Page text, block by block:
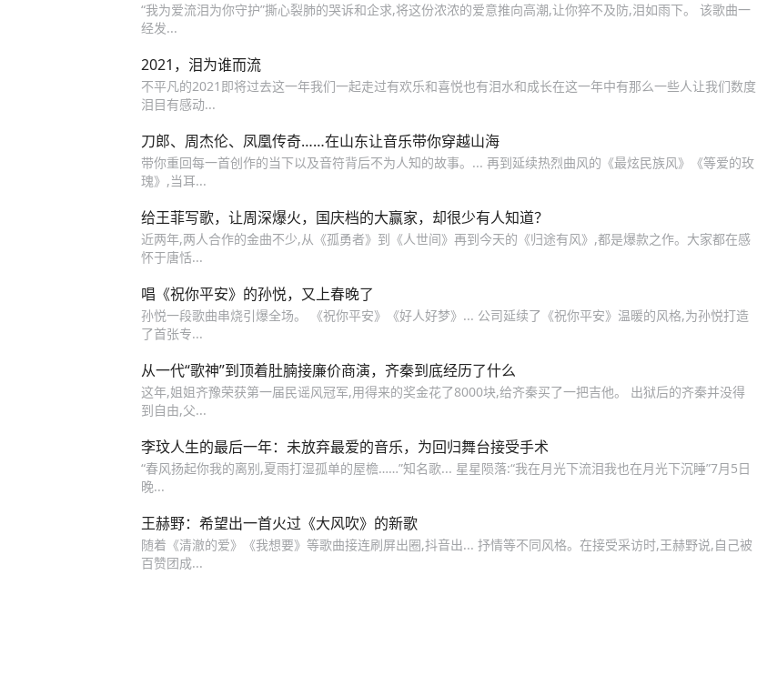
“我为爱流泪为你守护”撕心裂肺的哭诉和企求,将这份浓浓的爱意推向高潮,让你猝不及防,泪如雨下。 该歌曲一
经发...
2021，泪为谁而流
不平凡的2021即将过去这一年我们一起走过有欢乐和喜悦也有泪水和成长在这一年中有那么一些人让我们数度
泪目有感动...
刀郎、周杰伦、凤凰传奇……在山东让音乐带你穿越山海
带你重回每一首创作的当下以及音符背后不为人知的故事。... 再到延续热烈曲风的《最炫民族风》《等爱的玫
瑰》,当耳...
给王菲写歌，让周深爆火，国庆档的大赢家，却很少有人知道？
近两年,两人合作的金曲不少,从《孤勇者》到《人世间》再到今天的《归途有风》,都是爆款之作。大家都在感
怀于唐恬...
唱《祝你平安》的孙悦，又上春晚了
孙悦一段歌曲串烧引爆全场。 《祝你平安》《好人好梦》... 公司延续了《祝你平安》温暖的风格,为孙悦打造
了首张专...
从一代“歌神”到顶着肚腩接廉价商演，齐秦到底经历了什么
这年,姐姐齐豫荣获第一届民谣风冠军,用得来的奖金花了8000块,给齐秦买了一把吉他。 出狱后的齐秦并没得
到自由,父...
李玟人生的最后一年：未放弃最爱的音乐，为回归舞台接受手术
“春风扬起你我的离别,夏雨打湿孤单的屋檐……”知名歌... 星星陨落:“我在月光下流泪我也在月光下沉睡”7月5日
晚...
王赫野：希望出一首火过《大风吹》的新歌
随着《清澈的爱》《我想要》等歌曲接连刷屏出圈,抖音出... 抒情等不同风格。在接受采访时,王赫野说,自己被
百赞团成...